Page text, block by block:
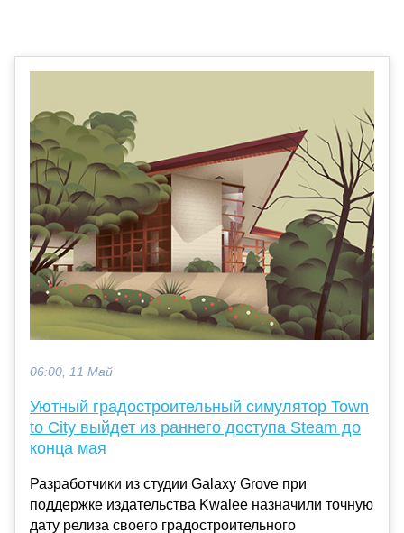
06:00, 11 Май
Уютный градостроительный симулятор Town
to City выйдет из раннего доступа Steam до
конца мая
Разработчики из студии Galaxy Grove при
поддержке издательства Kwalee назначили точную
дату релиза своего градостроительного